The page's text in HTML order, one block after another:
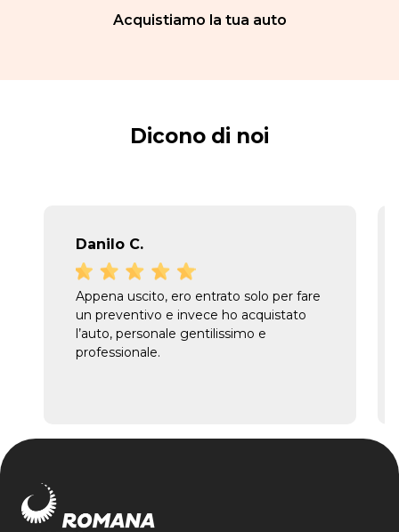
Acquistiamo la tua auto
Dicono di noi
Danilo C.
Appena uscito, ero entrato solo per fare
un preventivo e invece ho acquistato
l’auto, personale gentilissimo e
professionale.